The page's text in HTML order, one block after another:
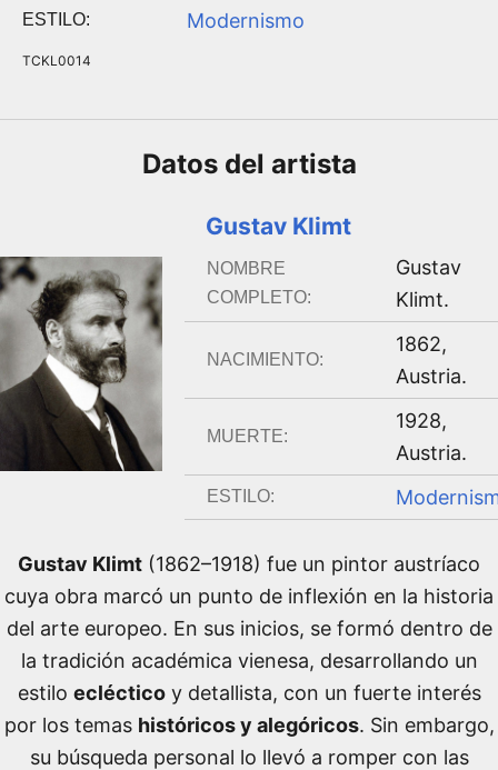
ESTILO: Modernismo
TCKL0014
Datos del artista
Gustav Klimt
NOMBRE
COMPLETO:
Gustav
Klimt.
NACIMIENTO:
1862,
Austria.
MUERTE:
1928,
Austria.
ESTILO:
Gustav Klimt (1862–1918) fue un pintor austríaco
cuya obra marcó un punto de inflexión en la historia
del arte europeo. En sus inicios, se formó dentro de
la tradición académica vienesa, desarrollando un
estilo eclécticoy detallista, con un fuerte interés
por los temas históricos y alegóricos. Sin embargo,
su búsqueda personal lo llevó a romper con las